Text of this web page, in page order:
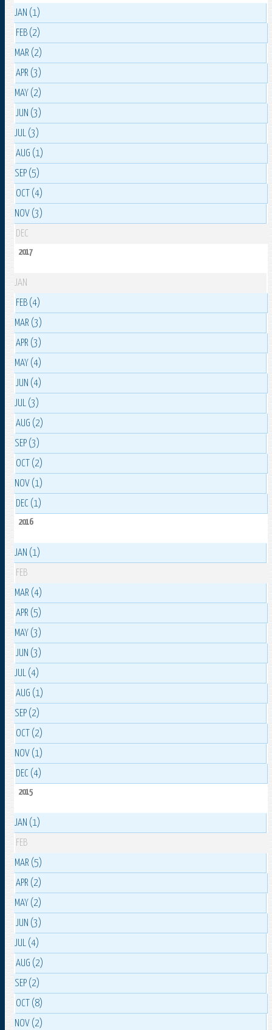
JAN (1)
FEB (2)
MAR (2)
APR (3)
MAY (2)
JUN (3)
JUL (3)
AUG (1)
SEP (5)
OCT (4)
NOV (3)
DEC
2017
JAN
FEB (4)
MAR (3)
APR (3)
MAY (4)
JUN (4)
JUL (3)
AUG (2)
SEP (3)
OCT (2)
NOV (1)
DEC (1)
2016
JAN (1)
FEB
MAR (4)
APR (5)
MAY (3)
JUN (3)
JUL (4)
AUG (1)
SEP (2)
OCT (2)
NOV (1)
DEC (4)
2015
JAN (1)
FEB
MAR (5)
APR (2)
MAY (2)
JUN (3)
JUL (4)
AUG (2)
SEP (2)
OCT (8)
NOV (2)